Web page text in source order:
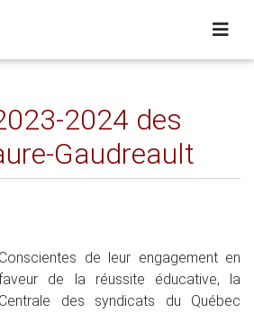
2024 des
Gaudreault
Conscientes de leur engagement en
de la réussite éducative, la
Centrale des syndicats du Québec